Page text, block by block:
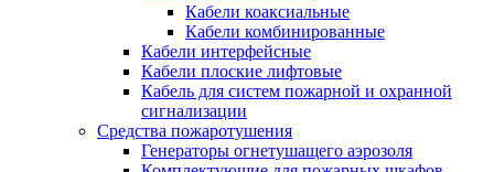
Кабели коаксиальные
Кабели комбинированные
Кабели интерфейсные
Кабели плоские лифтовые
Кабель для систем пожарной и охранной
сигнализации
Средства пожаротушения
Генераторы огнетушащего аэрозоля